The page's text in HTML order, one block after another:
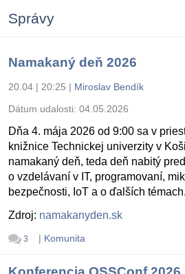
Správy
Namakaný deň 2026
20.04 | 20:25 | Miroslav Bendík
Dátum udalosti: 04.05.2026
Dňa 4. mája 2026 od 9:00 sa v
knižnice Technickej univerzity v
namakaný deň, teda deň nabitý
o vzdelávaní v IT, programovaní,
bezpečnosti, IoT a o ďalších témach.
Zdroj: namakanyden.sk
3 | Komunita